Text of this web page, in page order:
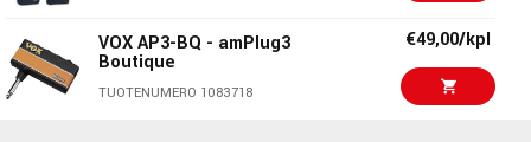
LR03/AAA-40PACK
€29,40/pak
VOX AP3-BQ - amPlug3
Boutique
TUOTENUMERO 1083718
€49,00/kpl